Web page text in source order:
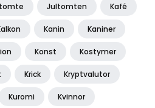
Jultomten Kafé
Kanin Kaniner
Konst Kostymer
Krick Kryptvalutor
Kuromi Kvinnor